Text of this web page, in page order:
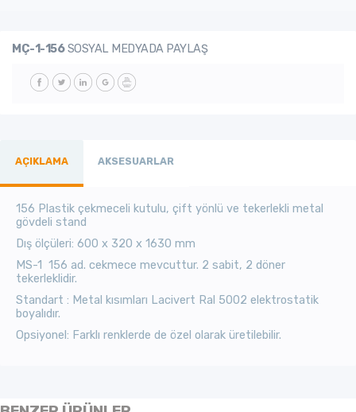
MÇ-1-156SOSYAL MEDYADA PAYLAŞ
AÇIKLAMA AKSESUARLAR
156 Plastik çekmeceli kutulu, çift yönlü ve tekerlekli metal
gövdeli stand
Dış ölçüleri: 600 x 320 x 1630 mm
MS-1 156 ad. cekmece mevcuttur. 2 sabit, 2 döner
tekerleklidir.
Standart : Metal kısımları Lacivert Ral 5002 elektrostatik
boyalıdır.
Opsiyonel: Farklı renklerde de özel olarak üretilebilir.